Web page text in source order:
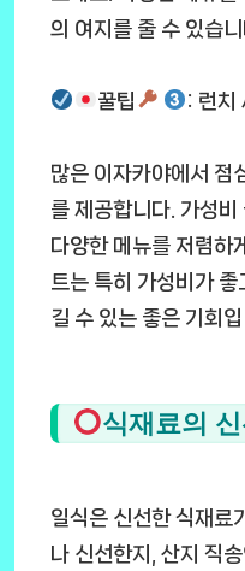
의 여지를 줄 수 있습니
꿀팁 : 런치
많은 이자카야에서 점
를 제공합니다. 가성
다양한 메뉴를 저렴하
트는 특히 가성비가
길 수 있는 좋은 기회입
식재료의
일식은 신선한 식재료
나 신선한지, 산지 직